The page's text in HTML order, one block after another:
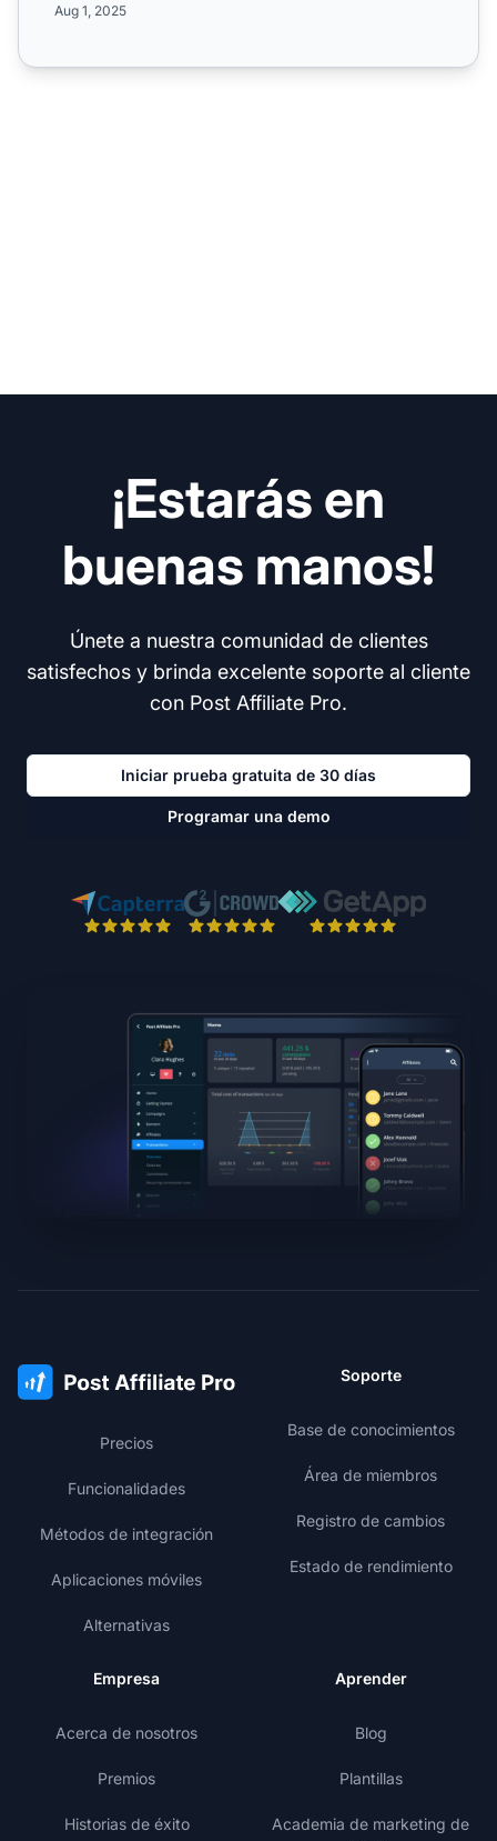
Aug 1, 2025
¡Estarás en
buenas manos!
Únete a nuestra comunidad de clientes
satisfechos y brinda excelente soporte al cliente
con Post Affiliate Pro.
Iniciar prueba gratuita de 30 días
Programar una demo
Precios
Funcionalidades
Métodos de integración
Aplicaciones móviles
Alternativas
Soporte
Base de conocimientos
Área de miembros
Registro de cambios
Estado de rendimiento
Empresa
Acerca de nosotros
Premios
Historias de éxito
Aprender
Blog
Plantillas
Academia de marketing de